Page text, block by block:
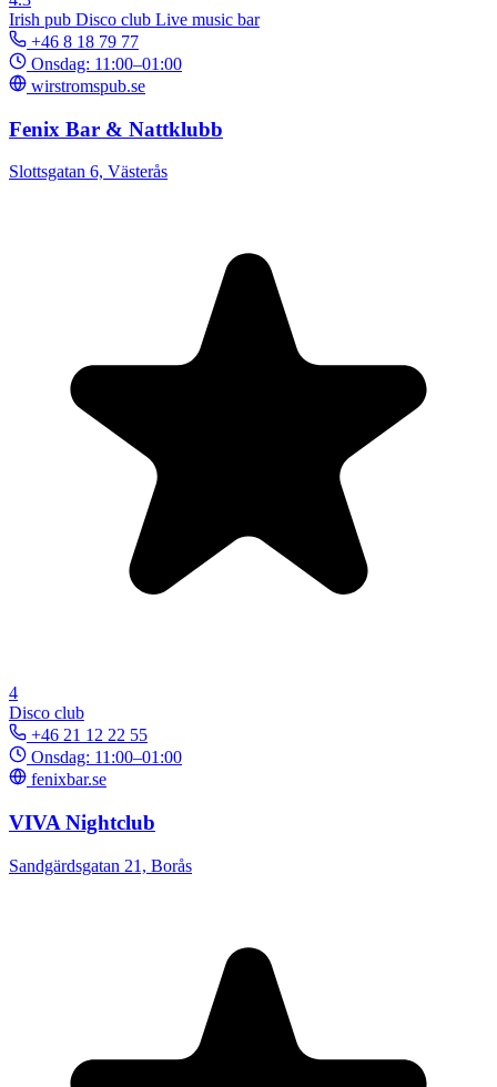
Irish pub Disco club Live music bar
+46 8 18 79 77
Onsdag: 11:00–01:00
wirstromspub.se
Fenix Bar & Nattklubb
Slottsgatan 6, Västerås
4
Disco club
+46 21 12 22 55
Onsdag: 11:00–01:00
fenixbar.se
VIVA Nightclub
Sandgärdsgatan 21, Borås